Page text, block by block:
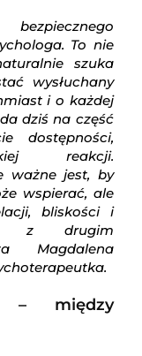
To nie
szuka
wysłuchany
i o każdej
dziś na część
dostępności,
reakcji.
ważne jest, by
wspierać, ale
bliskości i
z drugim
Magdalena
– między